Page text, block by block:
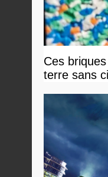
Ces
terre sans